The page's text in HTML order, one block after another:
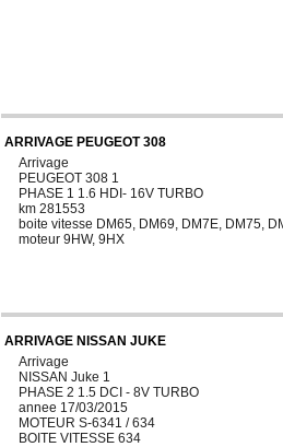
ARRIVAGE PEUGEOT 308
Arrivage
PEUGEOT 308 1
PHASE 1 1.6 HDI- 16V TURBO
km 281553
boite vitesse DM65, DM69, DM7E, DM75,
moteur 9HW, 9HX
ARRIVAGE NISSAN JUKE
Arrivage
NISSAN Juke 1
PHASE 2 1.5 DCI - 8V TURBO
annee 17/03/2015
MOTEUR S-6341 / 634
BOITE VITESSE 634